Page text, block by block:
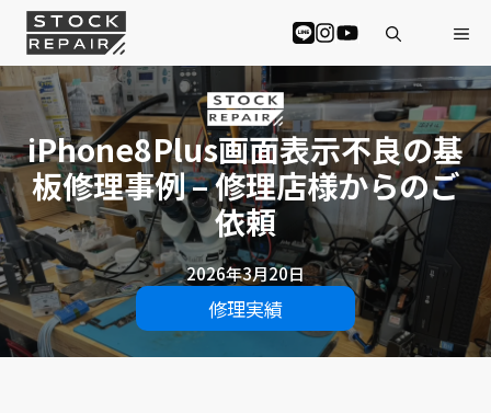
ン
ス
キ
ッ
プ
iPhone8Plus画面表示不良の基
板修理事例 – 修理店様からのご
依頼
2026年3月20日
修理実績